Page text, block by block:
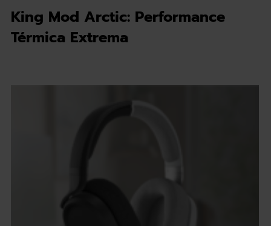
King Mod Arctic: Performance
Térmica Extrema